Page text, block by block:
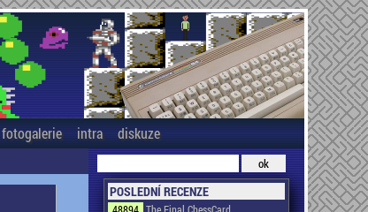
fotogalerie intra diskuze
POSLEDNÍ RECENZE